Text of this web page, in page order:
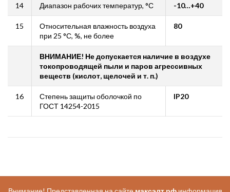
14 Диапазон рабочих температур, °С -10…+40
15
Относительная влажность воздуха
при 25 °С, %, не более
80
ВНИМАНИЕ! Не допускается наличие в воздухе
токопроводящей пыли и паров агрессивных
веществ (кислот, щелочей и т. п.)
16
Степень защиты оболочкой по
ГОСТ 14254-2015
IP20